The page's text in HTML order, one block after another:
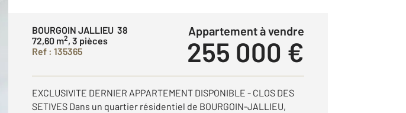
BOURGOIN JALLIEU 38
72,60 m2, 3 pièces
Ref : 135365
Appartement à vendre
255 000 €
EXCLUSIVITE DERNIER APPARTEMENT DISPONIBLE - CLOS DES
SETIVES Dans un quartier résidentiel de BOURGOIN-JALLIEU,